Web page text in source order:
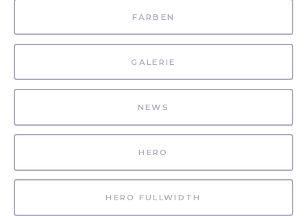
FARBEN
GALERIE
NEWS
HERO
HERO FULLWIDTH